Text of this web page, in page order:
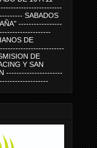
SABADOS
-----------------
DE
DE
Y SAN
----------------------